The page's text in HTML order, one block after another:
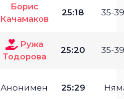
Борис
Качамаков
25:18 35-
Ружа
Тодорова
25:20 35-
Анонимен 25:29